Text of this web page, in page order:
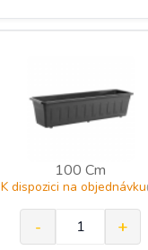
100 Cm
K dispozici na objednávku